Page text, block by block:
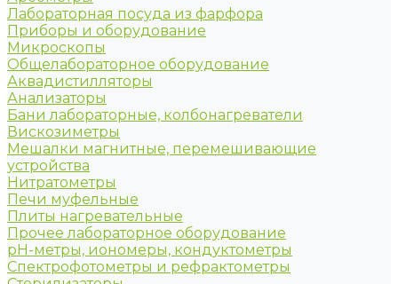
Лабораторная посуда из фарфора
Приборы и оборудование
Микроскопы
Общелабораторное оборудование
Аквадистилляторы
Анализаторы
Бани лабораторные, колбонагреватели
Вискозиметры
Мешалки магнитные, перемешивающие
устройства
Нитратометры
Печи муфельные
Плиты нагревательные
Прочее лабораторное оборудование
рН-метры, иономеры, кондуктометры
Спектрофотометры и рефрактометры